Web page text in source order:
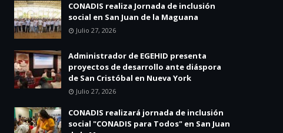
CONADIS realiza Jornada de inclusión
social en San Juan de la Maguana
Julio 27, 2026
Administrador de EGEHID presenta
proyectos de desarrollo ante diáspora
de San Cristóbal en Nueva York
Julio 27, 2026
CONADIS realizará jornada de inclusión
social "CONADIS para Todos" en San Juan